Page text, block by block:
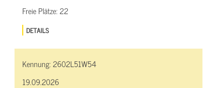
Freie Plätze:22
DETAILS
Kennung:2602L51W54
19.09.2026